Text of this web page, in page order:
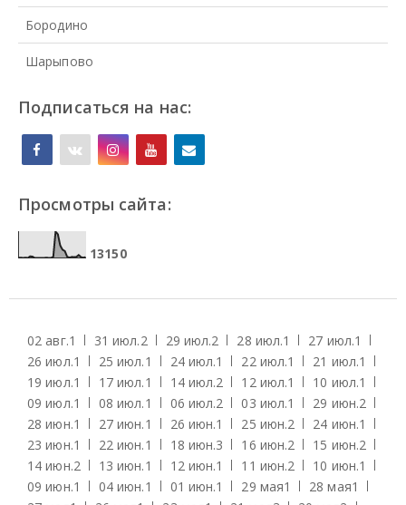
Бородино
Шарыпово
Подписаться на нас:
Просмотры сайта:
13150
02 авг.1 31 июл.2 29 июл.2 28 июл.1 27 июл.1
26 июл.1 25 июл.1 24 июл.1 22 июл.1 21 июл.1
19 июл.1 17 июл.1 14 июл.2 12 июл.1 10 июл.1
09 июл.1 08 июл.1 06 июл.2 03 июл.1 29 июн.2
28 июн.1 27 июн.1 26 июн.1 25 июн.2 24 июн.1
23 июн.1 22 июн.1 18 июн.3 16 июн.2 15 июн.2
14 июн.2 13 июн.1 12 июн.1 11 июн.2 10 июн.1
09 июн.1 04 июн.1 01 июн.1 29 мая1 28 мая1